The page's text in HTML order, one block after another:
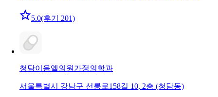
5.0(후기 201)
청담이음엘의원 가정의학과
서울특별시 강남구 선릉로158길 10, 2층 (청담동)